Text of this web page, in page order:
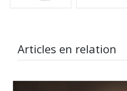
Articles en relation